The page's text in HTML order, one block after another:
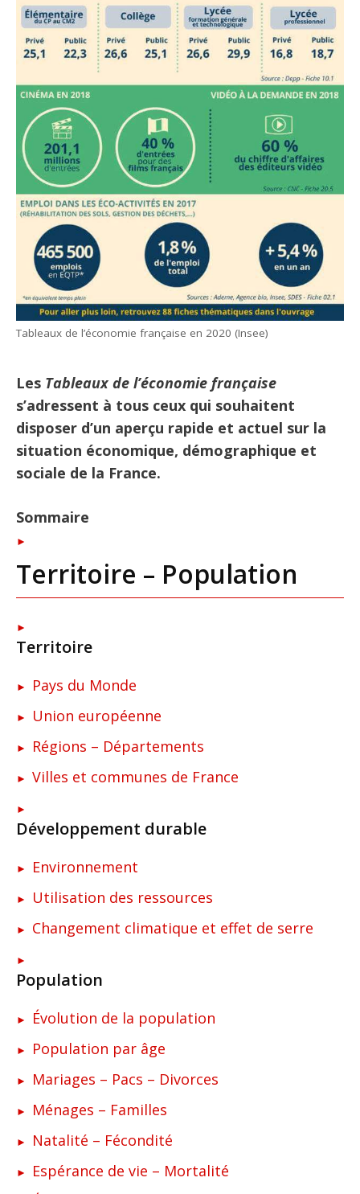
Tableaux de l’économie française en 2020 (Insee)
Les Tableaux de l’économie française
s’adressent à tous ceux qui souhaitent
disposer d’un aperçu rapide et actuel sur la
situation économique, démographique et
sociale de la France.
Sommaire
Territoire – Population
Territoire
Pays du Monde
Union européenne
Régions – Départements
Villes et communes de France
Développement durable
Environnement
Utilisation des ressources
Changement climatique et effet de serre
Population
Évolution de la population
Population par âge
Mariages – Pacs – Divorces
Ménages – Familles
Natalité – Fécondité
Espérance de vie – Mortalité